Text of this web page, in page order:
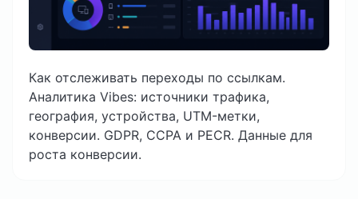
Как отслеживать переходы по ссылкам.
Аналитика Vibes: источники трафика,
география, устройства, UTM-метки,
конверсии. GDPR, CCPA и PECR. Данные для
роста конверсии.